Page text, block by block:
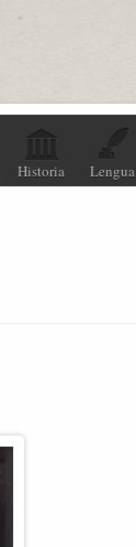
Historia Lengua